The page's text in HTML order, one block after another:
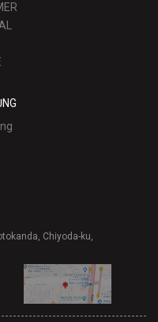
Chiyoda-ku,